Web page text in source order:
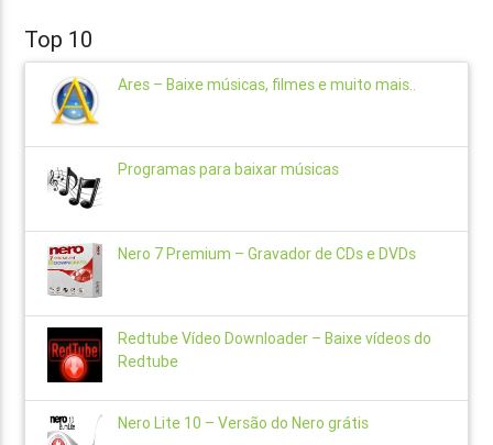
Top 10
Ares – Baixe músicas, filmes e muito mais..
Programas para baixar músicas
Nero 7 Premium – Gravador de CDs e DVDs
Redtube Vídeo Downloader – Baixe vídeos do
Redtube
Nero Lite 10 – Versão do Nero grátis